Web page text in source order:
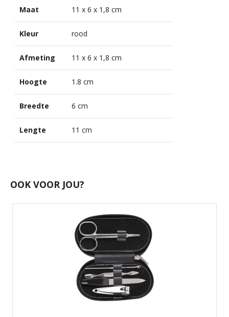
Maat 11 x 6 x 1,8 cm
Kleur rood
Afmeting 11 x 6 x 1,8 cm
Hoogte 1.8 cm
Breedte 6 cm
Lengte 11 cm
OOK VOOR JOU?